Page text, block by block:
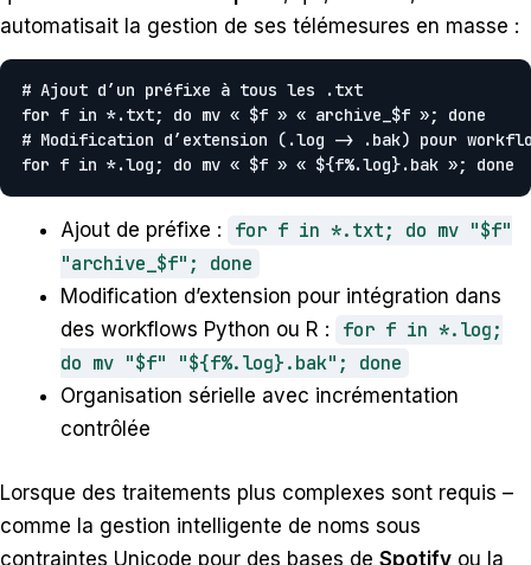
automatisait la gestion de ses télémesures en masse :
# Ajout d’un préfixe à tous les .txt
for f in *.txt; do mv « $f » « archive_$f »; done
# Modification d’extension (.log -> .bak) pour
for f in *.log; do mv « $f » « ${f%.log}.bak »; done
Ajout de préfixe :
for f in *.txt; do mv "$f"
"archive_$f"; done
Modification d’extension pour intégration dans
des workflows Python ou R :
for f in *.log;
do mv "$f" "${f%.log}.bak"; done
Organisation sérielle avec incrémentation
contrôlée
Lorsque des traitements plus complexes sont requis –
comme la gestion intelligente de noms sous
contraintes Unicode pour des bases de Spotify ou la